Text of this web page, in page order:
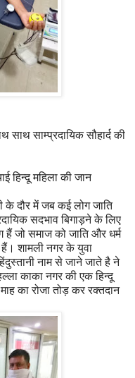
साथ साम्प्रदायिक सौहार्द की
हिन्दू महिला की जान
के दौर में जब कई लोग जाति
सदभाव बिगाड़ने के लिए
जो समाज को जाति और धर्म
शामली नगर के युवा
नाम से जाने जाते है ने
काका नगर की एक हिन्दू
का रोजा तोड़ कर रक्तदान